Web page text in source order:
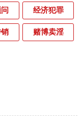
图 经济犯罪
赌博卖淫